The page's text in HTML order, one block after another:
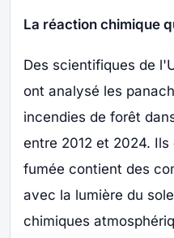
La réaction chimique
Des scientifiques de
ont analysé les
incendies de forêt
entre 2012 et 2024.
fumée contient des
avec la lumière du
chimiques